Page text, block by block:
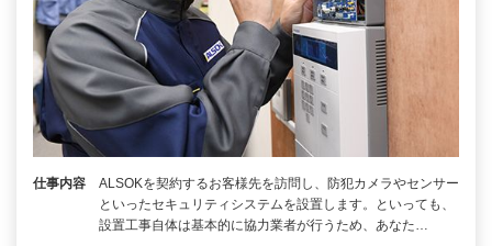
仕事内容
ALSOKを契約するお客様先を訪問し、防犯カメラやセンサー
といったセキュリティシステムを設置します。といっても、
設置工事自体は基本的に協力業者が行うため、あなた…